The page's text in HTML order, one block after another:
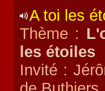
A toi les
Thème :
les étoiles
Invité :